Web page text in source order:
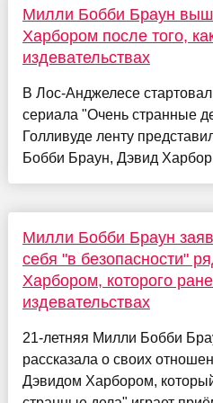
Милли Бобби Браун
Харбором после того,
издевательствах
В Лос-Анджелесе стартовал
сериала "Очень странные
Голливуде ленту
Бобби Браун, Дэвид
Милли Бобби Браун
себя "в безопасности"
Харбором, которого
издевательствах
21-летняя Милли Бобби
рассказала о своих
Дэвидом Харбором,